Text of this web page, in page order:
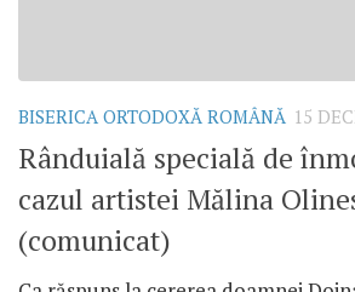
BISERICA ORTODOXĂ ROMÂNĂ 15
Rânduială specială de
cazul artistei Mălina
(comunicat)